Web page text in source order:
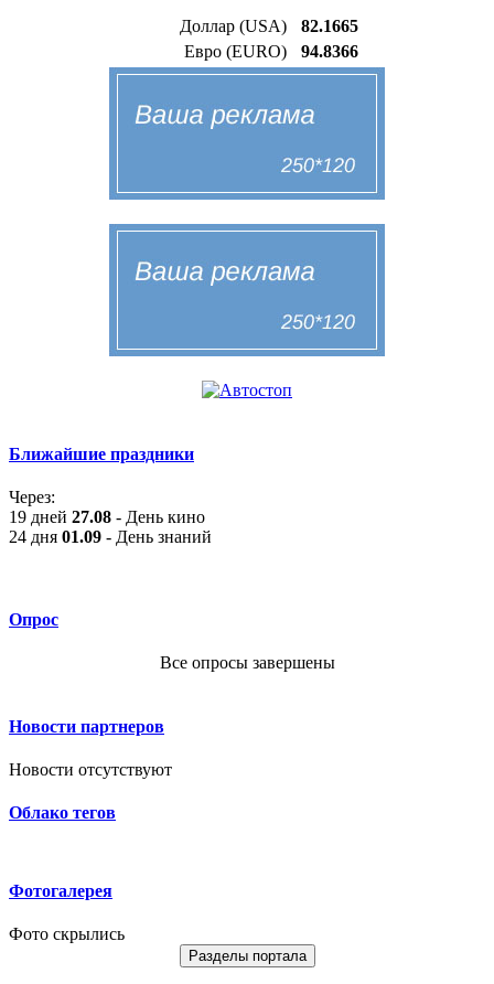
Доллар (USA)
82.1665
Евро (EURO)
94.8366
Ближайшие праздники
Через:
19 дней 27.08 - День кино
24 дня 01.09 - День знаний
Опрос
Все опросы завершены
Новости партнеров
Новости отсутствуют
Облако тегов
Фотогалерея
Фото скрылись
Разделы портала